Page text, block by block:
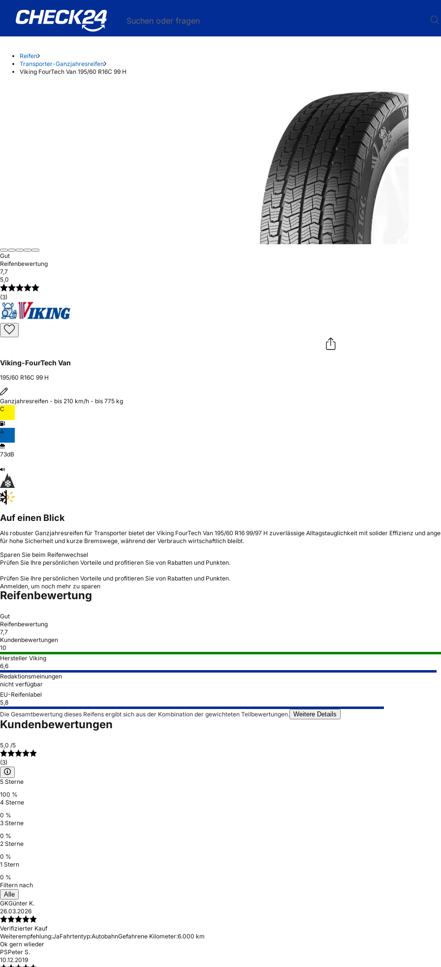
Suchen oder fragen
Reifen
Transporter-Ganzjahresreifen
Viking FourTech Van 195/60 R16C 99 H
Gut
Reifenbewertung
7,7
5,0
(3)
Viking-FourTech Van
195/60 R16C 99 H
Ganzjahresreifen - bis 210 km/h - bis 775 kg
C
A
73dB
Auf einen Blick
Als robuster Ganzjahresreifen für Transporter bietet der Viking FourTech Van 195/60 R16 99/97 H zuverlässige Alltagstauglichkeit mit solider Effizienz und
für hohe Sicherheit und kurze Bremswege, während der Verbrauch wirtschaftlich bleibt.
Sparen Sie beim Reifenwechsel
Prüfen Sie Ihre persönlichen Vorteile und profitieren Sie von Rabatten und Punkten.
Prüfen Sie Ihre persönlichen Vorteile und profitieren Sie von Rabatten und Punkten.
Anmelden, um noch mehr zu sparen
Reifenbewertung
Gut
Reifenbewertung
7,7
Kundenbewertungen
10
Hersteller Viking
6,6
Redaktionsmeinungen
nicht verfügbar
EU-Reifenlabel
5,8
Die Gesamtbewertung dieses Reifens ergibt sich aus der Kombination der gewichteten Teilbewertungen. Weitere Details
Kundenbewertungen
5,0 /5
(3)
5 Sterne
100 %
4 Sterne
0 %
3 Sterne
0 %
2 Sterne
0 %
1 Stern
0 %
Filtern nach
Alle
GKGünter K.
26.03.2026
Verifizierter Kauf
Weiterempfehlung:JaFahrtentyp:AutobahnGefahrene Kilometer:6.000 km
Ok gern wlieder
PSPeter S.
10.12.2019